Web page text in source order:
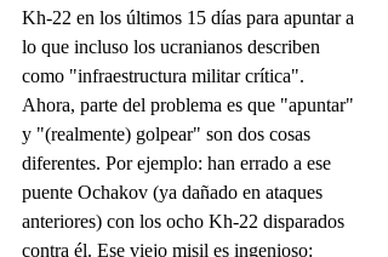
Kh-22 en los últimos 15 días para apuntar a
lo que incluso los ucranianos describen
como "infraestructura militar crítica".
Ahora, parte del problema es que "apuntar"
y "(realmente) golpear" son dos cosas
diferentes. Por ejemplo: han errado a ese
puente Ochakov (ya dañado en ataques
anteriores) con los ocho Kh-22 disparados
contra él. Ese viejo misil es ingenioso: